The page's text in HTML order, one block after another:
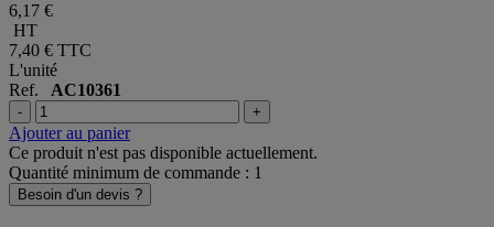
6,17 €
HT
7,40 € TTC
L'unité
Ref. AC10361
- +
Ajouter au panier
Ce produit n'est pas disponible actuellement.
Quantité minimum de commande : 1
Besoin d'un devis ?